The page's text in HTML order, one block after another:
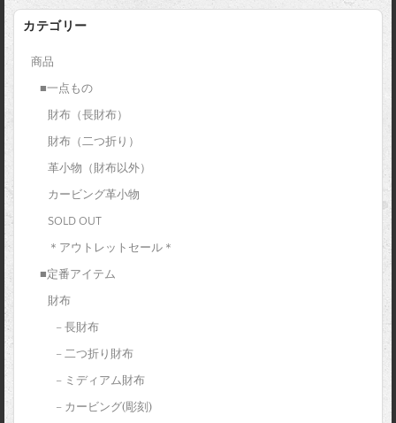
カテゴリー
商品
■一点もの
財布（長財布）
財布（二つ折り）
革小物（財布以外）
カービング革小物
SOLD OUT
＊アウトレットセール＊
■定番アイテム
財布
– 長財布
– 二つ折り財布
– ミディアム財布
– カービング(彫刻)